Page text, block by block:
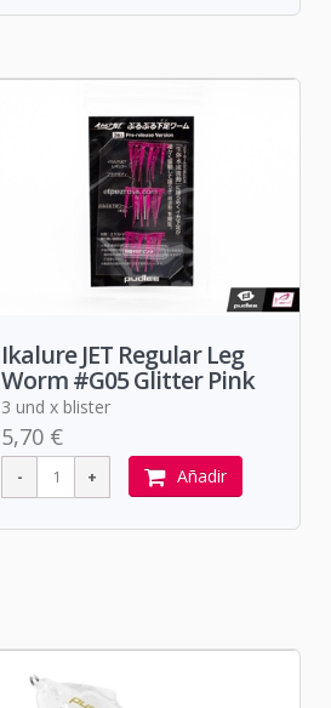
Ikalure JET Regular Leg
Worm #G05 Glitter Pink
3 und x blister
5,70 €
Añadir